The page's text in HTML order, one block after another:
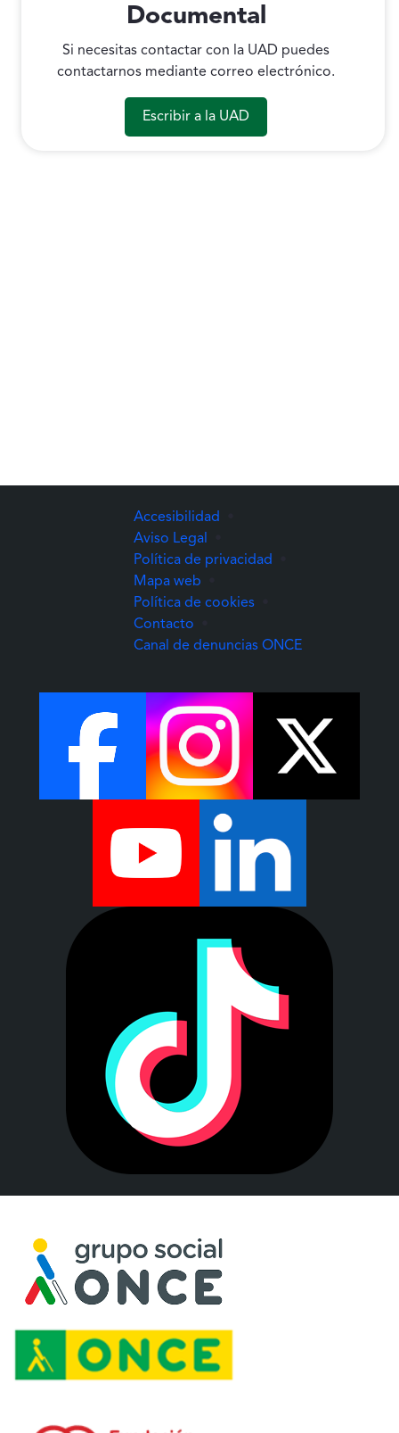
Documental
Si necesitas contactar con la UAD puedes
contactarnos mediante correo electrónico.
Escribir a la UAD
Accesibilidad
Aviso Legal
Política de privacidad
Mapa web
Política de cookies
Contacto
Canal de denuncias ONCE(Abre una